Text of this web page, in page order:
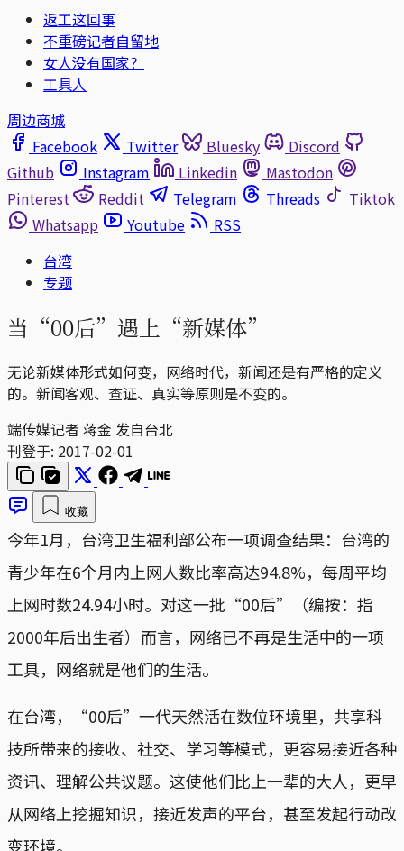
返工这回事
不重磅记者自留地
女人没有国家？
工具人
周边商城
Facebook
Twitter Bluesky
Discord
Github
Instagram Linkedin
Mastodon
Pinterest
Reddit Telegram Threads
Tiktok
Whatsapp
Youtube
RSS
台湾
专题
当“00后”遇上“新媒体”
无论新媒体形式如何变，网络时代，新闻还是有严格的定义
的。新闻客观、查证、真实等原则是不变的。
端传媒记者 蒋金 发自台北
刊登于: 2017-02-01
收藏
今年1月，台湾卫生福利部公布一项调查结果：台湾的
青少年在6个月内上网人数比率高达94.8%，每周平均
上网时数24.94小时。对这一批“00后”（编按：指
2000年后出生者）而言，网络已不再是生活中的一项
工具，网络就是他们的生活。
在台湾，“00后”一代天然活在数位环境里，共享科
技所带来的接收、社交、学习等模式，更容易接近各种
资讯、理解公共议题。这使他们比上一辈的大人，更早
从网络上挖掘知识，接近发声的平台，甚至发起行动改
变环境。